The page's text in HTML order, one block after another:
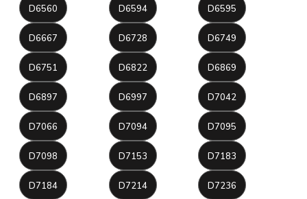
D6560 D6594 D6595
D6667 D6728 D6749
D6751 D6822 D6869
D6897 D6997 D7042
D7066 D7094 D7095
D7098 D7153 D7183
D7184 D7214 D7236